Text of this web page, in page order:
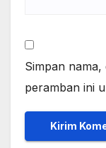
Simpan
peramban ini